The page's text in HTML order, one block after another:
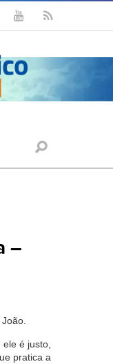
–
é justo,
pratica a